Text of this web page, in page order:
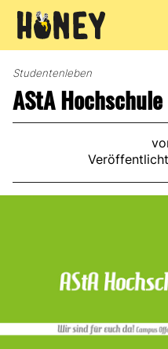
Inhalt
Studentenleben
AStA